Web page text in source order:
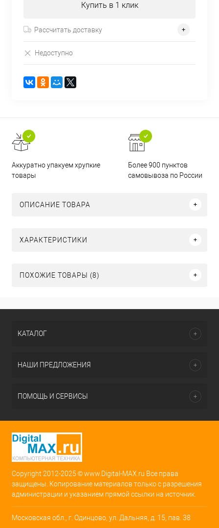
Купить в 1 клик
Рассчитать доставку
Недоступно
Аккуратно упакуем хрупкие
товары
Более 900 пунктов
самовывоза по России
ОПИСАНИЕ ТОВАРА
ХАРАКТЕРИСТИКИ
ПОХОЖИЕ ТОВАРЫ (8)
КАТАЛОГ
НАШИ ПРЕДЛОЖЕНИЯ
ПОМОЩЬ И СЕРВИСЫ
Copyright 2012-2025 © www.Digital-MAX.ru Все права
защищены. Копирование материалов только с разрешения
администрации и указанием прямой ссылки на источник.
Московская обл., г. Одинцово, ул. Дальняя, д. 15, пав. 38